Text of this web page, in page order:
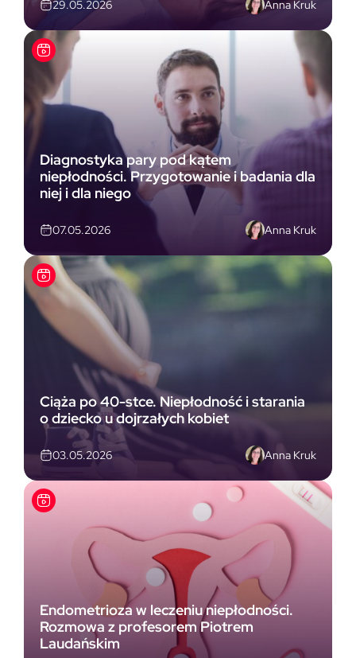
29.05.2026 Anna Kruk
Diagnostyka pary pod kątem
niepłodności. Przygotowanie i badania dla
niej i dla niego
07.05.2026 Anna Kruk
Ciąża po 40-stce. Niepłodność i starania
o dziecko u dojrzałych kobiet
03.05.2026 Anna Kruk
Endometrioza w leczeniu niepłodności.
Rozmowa z profesorem Piotrem
Laudańskim